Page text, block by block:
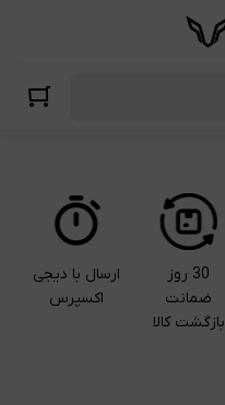
30 روز
ضمانت
بازگشت کالا
ارسال با دیجی
اکسپرس